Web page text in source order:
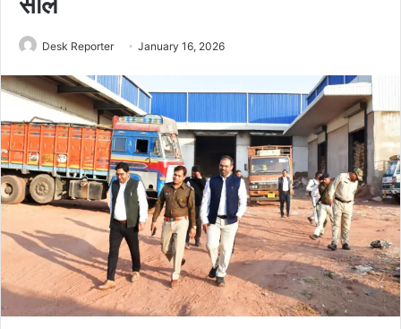
Desk Reporter January 16, 2026